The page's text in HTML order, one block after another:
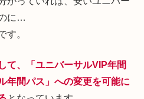
に…
す。
て、「ユニバーサルVIP年間
年間パス」への変更を可能に